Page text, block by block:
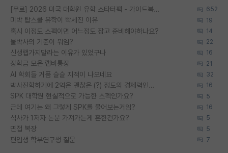
[무료] 2026 미국 대학원 유학 스타터팩 - 가이드북 & 합격자 컨택메일 템플릿 652
미박 탑스쿨 유학이 빡세진 이유 19
혹시 이정도 스펙이면 어느정도 잡고 준비해야하나요? 14
물박사의 기준이 뭐임? 22
신생랩가지말라는 이유가 있었구나 16
장학금 모은 랩비통장 21
AI 학회들 거품 슬슬 지적이 나오네요 32
박사진학하기에 2억은 괜찮은 (?) 정도의 경제력인가요 16
SPK 대학원 현실적으로 가능한 스펙인가요? 5
근데 여기는 왜 그렇게 SPK를 물어보는거임? 16
석사가 1저자 논문 가져가는게 흔한건가요? 5
면접 복장 5
편입생 학부연구생 질문 7